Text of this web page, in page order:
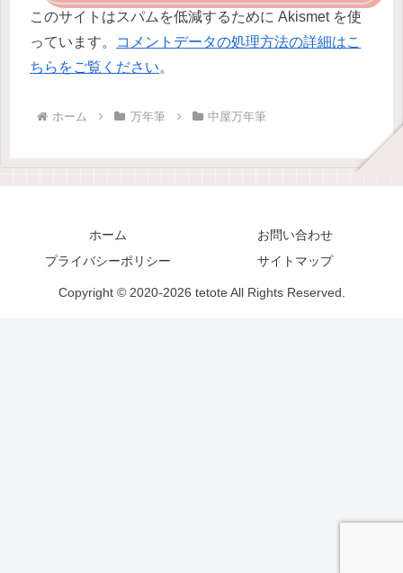
このサイトはスパムを低減するために Akismet を使
っています。
コメントデータの処理方法の詳細はこ
ちらをご覧ください。
ホーム 万年筆 中屋万年筆
ホーム
お問い合わせ
プライバシーポリシー
サイトマップ
Copyright © 2020-2026 tetote All Rights Reserved.